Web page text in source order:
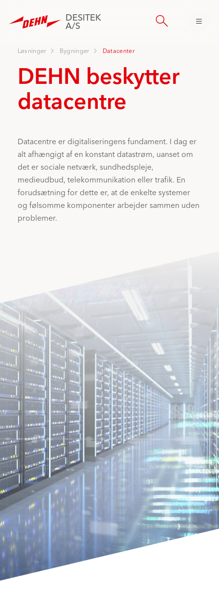
main
DESITEK
A/S
Løsninger Bygninger Datacenter
DEHN beskytter
datacentre
Datacentre er digitaliseringens fundament. I dag er
alt afhængigt af en konstant datastrøm, uanset om
det er sociale netværk, sundhedspleje,
medieudbud, telekommunikation eller trafik. En
forudsætning for dette er, at de enkelte systemer
og følsomme komponenter arbejder sammen uden
problemer.